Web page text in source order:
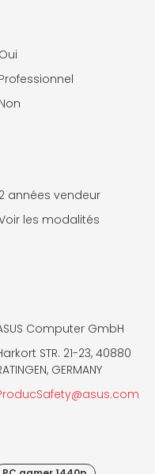
Oui
Professionnel
Non
2 années vendeur
les modalités
Computer GmbH
STR. 21-23, 40880
GERMANY